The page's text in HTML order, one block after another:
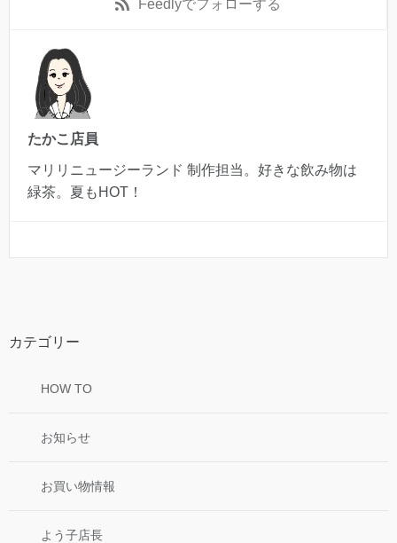
Feedlyでフォローする
たかこ店員
マリリニュージーランド 制作担当。好きな飲み物は
緑茶。夏もHOT！
カテゴリー
HOW TO
お知らせ
お買い物情報
よう子店長